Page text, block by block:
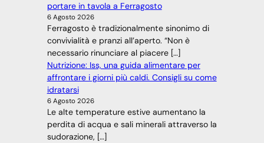
portare in tavola a Ferragosto
6 Agosto 2026
Ferragosto è tradizionalmente sinonimo di
convivialità e pranzi all’aperto. “Non è
necessario rinunciare al piacere […]
Nutrizione: Iss, una guida alimentare per
affrontare i giorni più caldi. Consigli su come
idratarsi
6 Agosto 2026
Le alte temperature estive aumentano la
perdita di acqua e sali minerali attraverso la
sudorazione, […]